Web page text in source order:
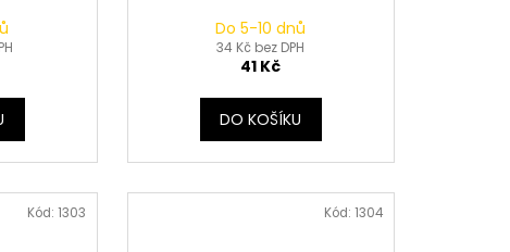
Do 5-10 dnů
34 Kč bez DPH
41 Kč
DO KOŠÍKU
Kód: 1303 Kód: 1304